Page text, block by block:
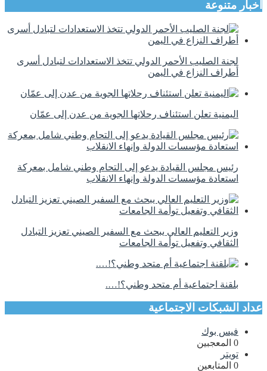
اخبار متنوعة
لجنة الصليب الأحمر الدولي تتخذ الاستعدادات لتبادل أسرى
أطراف النزاع في اليمن
اليمنية تعلن استئناف رحلاتها الجوية من عدن إلى عمّان
رئيس مجلس القيادة يدعو إلى التحام وطني شامل بمعركة
استعادة مؤسسات الدولة وإنهاء الانقلاب
وزير التعليم العالي يبحث مع السفير الصيني تعزيز التبادل
الثقافي وتفعيل توأمة الجامعات
بلقنة اجتماعية أم متحد وطني؟!….
عداد الشبكات الاجتماعية
فيس بوك
0 المعجبين
تويتر
0 المتابعين